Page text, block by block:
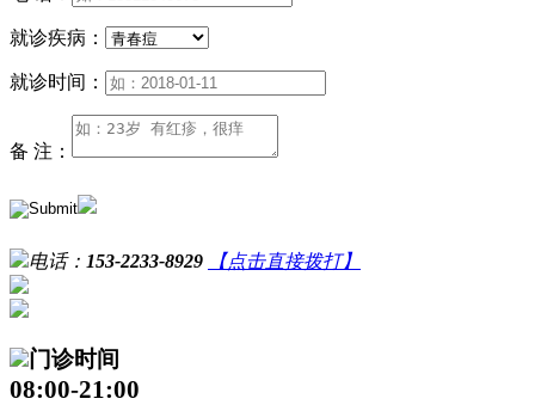
就诊疾病：
就诊时间：
备 注：
电话： 153-2233-8929 【点击直接拨打】
门诊时间
08:00-21:00